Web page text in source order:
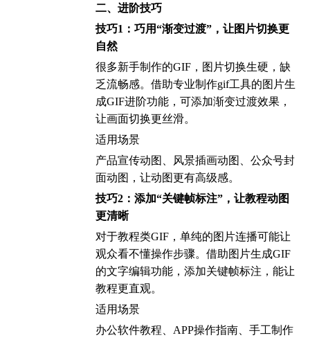
二、进阶技巧
技巧1：巧用“渐变过渡”，让图片切换更
自然
很多新手制作的GIF，图片切换生硬，缺
乏流畅感。借助专业制作gif工具的图片生
成GIF进阶功能，可添加渐变过渡效果，
让画面切换更丝滑。
适用场景
产品宣传动图、风景插画动图、公众号封
面动图，让动图更有高级感。
技巧2：添加“关键帧标注”，让教程动图
更清晰
对于教程类GIF，单纯的图片连播可能让
观众看不懂操作步骤。借助图片生成GIF
的文字编辑功能，添加关键帧标注，能让
教程更直观。
适用场景
办公软件教程、APP操作指南、手工制作